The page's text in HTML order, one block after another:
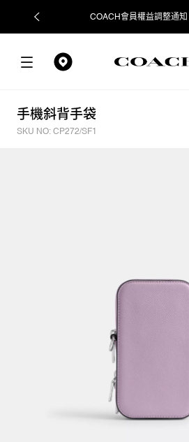
COACH會員權益調整通知
手機斜背手袋
SKU NO: CP272/SF1